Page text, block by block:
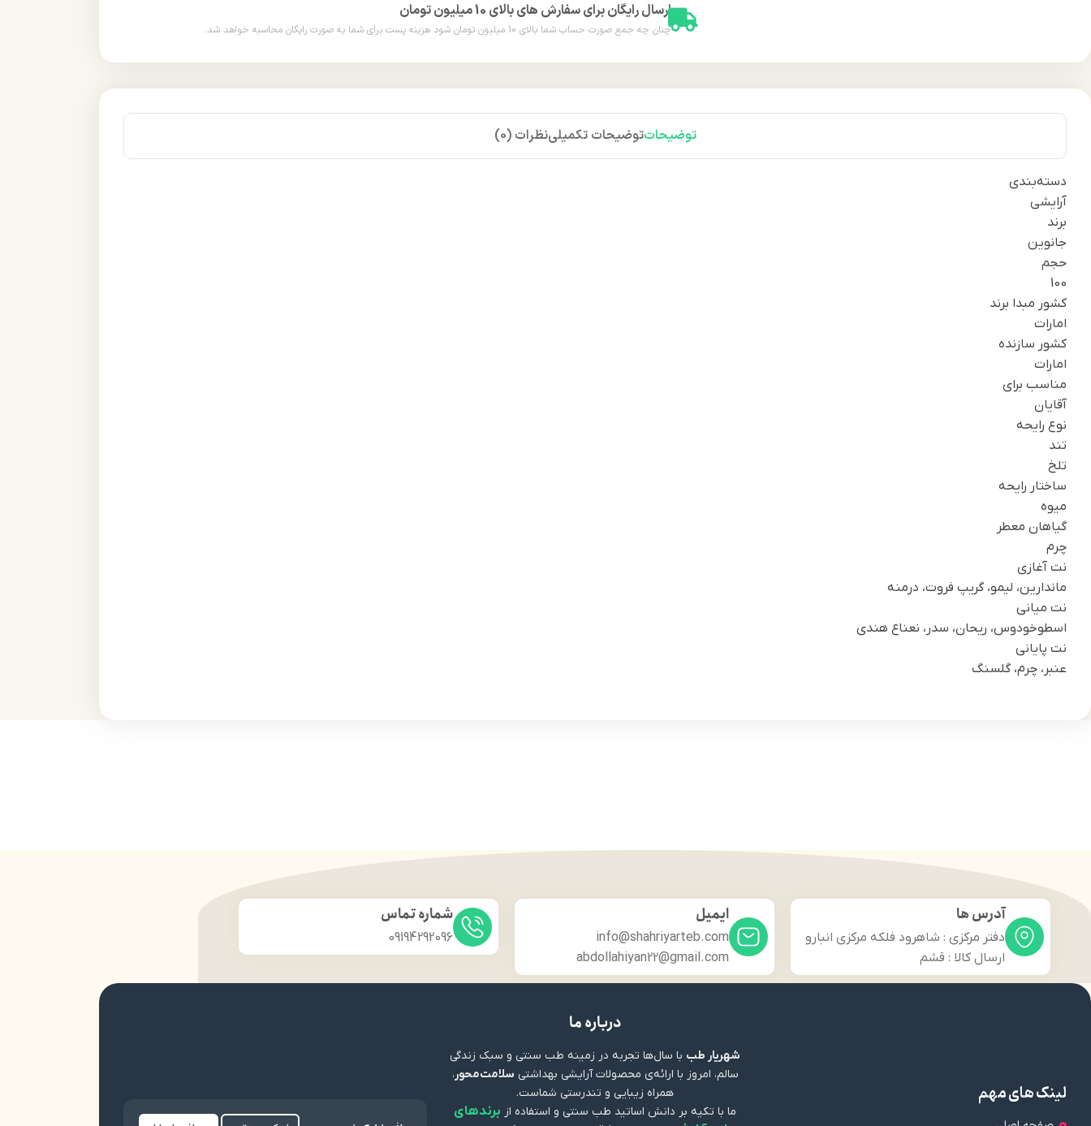
ارسال رایگان برای سفارش های بالای 10 میلیون تومان
چنان چه جمع صورت حساب شما بالای 10 میلیون تومان شود هزینه پست برای شما به صورت رایگان محاسبه خواهد شد.
توضیحاتتوضیحات تکمیلینظرات (0)
دسته‌بندی
آرایشی
برند
جانوین
حجم
100
کشور مبدا برند
امارات
کشور سازنده
امارات
مناسب برای
آقایان
نوع رایحه
تند
تلخ
ساختار رایحه
میوه
گیاهان معطر
چرم
نت آغازی
ماندارین، لیمو، گریپ فروت، درمنه
نت میانی
اسطوخودوس، ریحان، سدر، نعناع هندی
نت پایانی
عنبر، چرم، گلسنگ
آدرس ها
دفتر مرکزی : شاهرود فلکه مرکزی انبارو
ارسال کالا : قشم
ایمیل
info@shahriyarteb.com
abdollahiyan22@gmail.com
شماره تماس
09194292096
لینک های مهم
درباره ما
شهریار طب با سال‌ها تجربه در زمینه طب سنتی و سبک زندگی
سالم، امروز با ارائه‌ی محصولات آرایشی بهداشتی سلامت‌محور،
همراه زیبایی و تندرستی شماست.
ما با تکیه بر دانش اساتید طب سنتی و استفاده از برندهای